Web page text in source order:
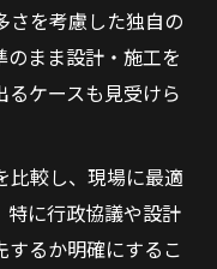
さを考慮した独自の
まま設計・施工を
ケースも見受けら
比較し、現場に最適
特に行政協議や設計
るか明確にするこ